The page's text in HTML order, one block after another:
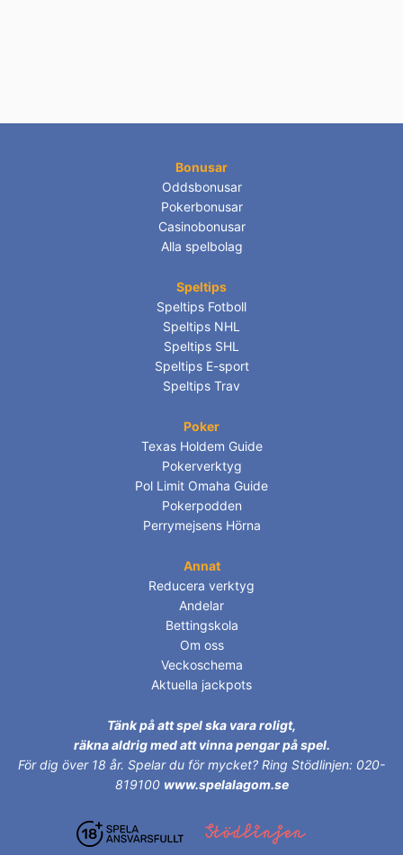
Bonusar
Oddsbonusar
Pokerbonusar
Casinobonusar
Alla spelbolag
Speltips
Speltips Fotboll
Speltips NHL
Speltips SHL
Speltips E-sport
Speltips Trav
Poker
Texas Holdem Guide
Pokerverktyg
Pol Limit Omaha Guide
Pokerpodden
Perrymejsens Hörna
Annat
Reducera verktyg
Andelar
Bettingskola
Om oss
Veckoschema
Aktuella jackpots
Tänk på att spel ska vara roligt,
räkna aldrig med att vinna pengar på spel.
För dig över 18 år. Spelar du för mycket? Ring Stödlinjen: 020-
819100 www.spelalagom.se